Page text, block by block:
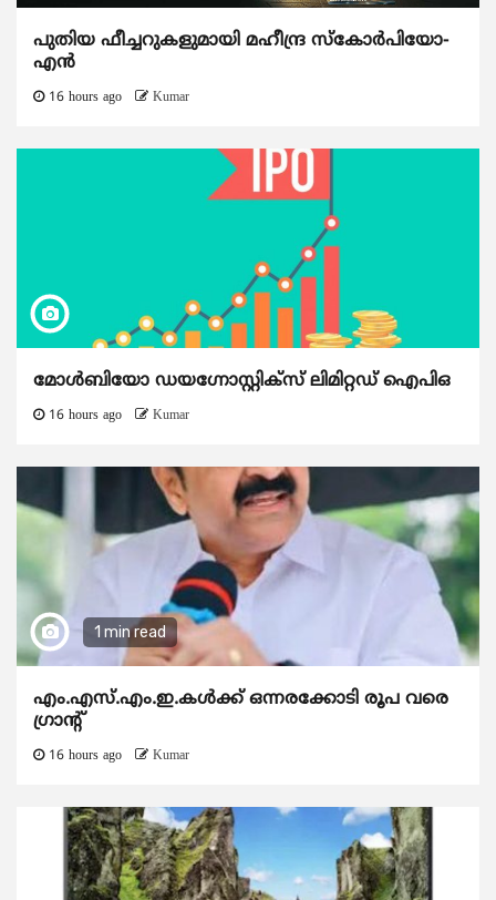
പുതിയ ഫീച്ചറുകളുമായി മഹീന്ദ്ര സ്കോർപിയോ-
എൻ
16 hours ago Kumar
മോൾബിയോ ഡയഗ്നോസ്റ്റിക്സ് ലിമിറ്റഡ് ഐപിഒ
16 hours ago Kumar
1 min read
എം.എസ്.എം.ഇ.കൾക്ക് ഒന്നരക്കോടി രൂപ വരെ
ഗ്രാന്റ്
16 hours ago Kumar